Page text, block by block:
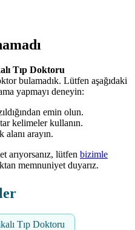
Tıp Doktoru
bulamadık. Lütfen aşağıdaki
yapmayı deneyin:
emin olun.
kelimeler kullanın.
arayın.
arıyorsanız, lütfen bizimle
memnuniyet duyarız.
Tıp Doktoru